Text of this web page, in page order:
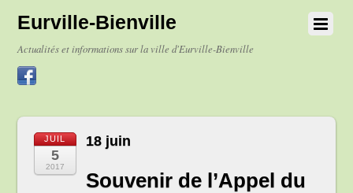
Eurville-Bienville
Actualités et informations sur la ville d'Eurville-Bienville
JUIL
5
2017
18 juin
Souvenir de l’Appel du